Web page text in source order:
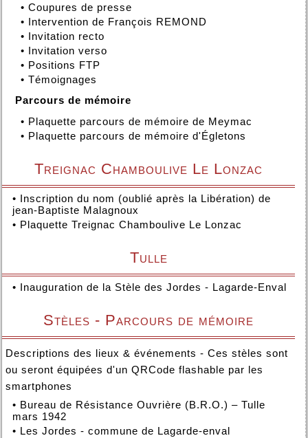
• Coupures de presse
• Intervention de François REMOND
• Invitation recto
• Invitation verso
• Positions FTP
• Témoignages
Parcours de mémoire
• Plaquette parcours de mémoire de Meymac
• Plaquette parcours de mémoire d'Égletons
Treignac Chamboulive Le Lonzac
• Inscription du nom (oublié après la Libération) de
jean-Baptiste Malagnoux
• Plaquette Treignac Chamboulive Le Lonzac
Tulle
• Inauguration de la Stèle des Jordes - Lagarde-Enval
Stèles - Parcours de mémoire
Descriptions des lieux & événements - Ces stèles sont
ou seront équipées d'un QRCode flashable par les
smartphones
• Bureau de Résistance Ouvrière (B.R.O.) – Tulle
mars 1942
• Les Jordes - commune de Lagarde-enval